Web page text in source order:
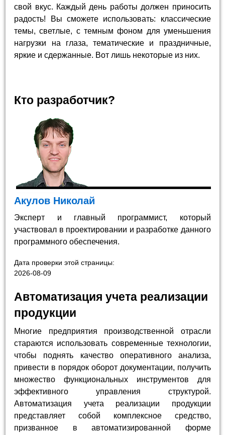
свой вкус. Каждый день работы должен приносить
радость! Вы сможете использовать: классические
темы, светлые, с темным фоном для уменьшения
нагрузки на глаза, тематические и праздничные,
яркие и сдержанные. Вот лишь некоторые из них.
Кто разработчик?
Акулов Николай
Эксперт и главный программист, который
участвовал в проектировании и разработке данного
программного обеспечения.
Дата проверки этой страницы:
2026-08-09
Автоматизация учета реализации
продукции
Многие предприятия производственной отрасли
стараются использовать современные технологии,
чтобы поднять качество оперативного анализа,
привести в порядок оборот документации, получить
множество функциональных инструментов для
эффективного управления структурой.
Автоматизация учета реализации продукции
представляет собой комплексное средство,
призванное в автоматизированной форме